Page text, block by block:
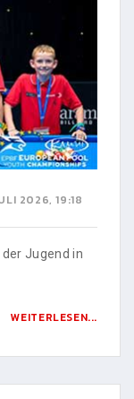
2026, 19:18
Jugend in
WEITERLESEN...